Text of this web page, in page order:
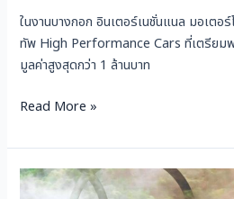
ในงานบางกอก อินเตอร์เนชั่นแนล มอเตอ
ทัพ High Performance Cars ที่เตรียมพ
มูลค่าสูงสุดกว่า 1 ล้านบาท
0%
นาน
7
Read More »
AUDI